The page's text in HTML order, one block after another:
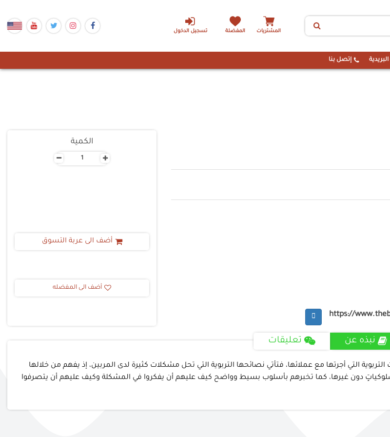
تسجيل الدخول المشتريات المفضلة
إتصل بنا
https://
الكمية
- +
أضف الى عربة التسوق
أضف الى المفضله
نبذه عن تعليقات
التي أجرتها مع عملائها، فتأتي نصائحها التربوية التي تحل مشكلات كثيرة لدى المربين، إذ يفهم من خلالها
دون غيرها، كما تخبرهم بأسلوب بسيط وواضح كيف عليهم أن يفكروا في المشكلة وكيف عليهم أن يتصرفوا